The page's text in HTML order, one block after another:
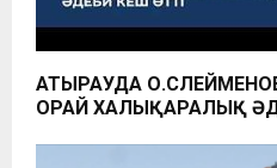
АТЫРАУДА
ОРАЙ ХАЛЫҚАРАЛЫҚ